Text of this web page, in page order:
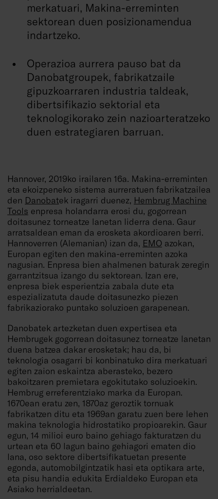
merkatuari, Makina-erreminten
sektorean duen posizionamendua
indartzeko.
Operazioa aurrera pauso bat da
Danobatgroupek, fabrikatzaile
gipuzkoarraren industria taldeak,
dibertsifikazio sektorial eta
teknologikorako zein nazioarteratzeko
duen estrategiaren barruan.
Hannover, 2019ko irailaren 16a. Makina-erreminten
eta ekoizpeneko sistema aurreratuen fabrikatzailea
den Danobatek iragarri duenez, Hembrug Machine
Tools enpresa holandarra erosi du, gogorrean
doitasunez torneatze lanetan liderra dena. Gaur
arratsaldean eman da erosketa akordioaren berri.
Hannoverren (Alemanian) izan da, EMO azokan,
Europan egiten den makina-erreminten azoka
nagusian. Enpresa bien ahalmenen baturak zeregin
garrantzitsua izango du sektorean. Izan ere,
enpresa biek esperientzia zabala dute eta
espezializatuta daude doitasunezko piezen
fabrikaziorako puntako soluzioen garapenean.
Danobatek artezketan duen expertisea eta
Hembrugek gogorrean doitasunez torneatze lanetan
duena batzea dakar erosketak; hau da, bi
teknologia osagarri bi konbinatuko dira merkatuari
egiten zaion eskaintza aberasteko, bezero
bakoitzaren premietara egokitutako soluzioekin.
Hembrug erreferentziako marka da Europan.
1670ean eratu zen, 1870az geroztik tornuak
fabrikatzen ditu eta 1969an garatu zuen bere lehen
makina teknologia hidrostatiko propioarekin. Gaur
egun, 14 milioi euro baino gehiago fakturatzen du
urtean eta 60 lagun baino gehiagori ematen dio
lana, oso sektore dibertsifikatuetan presente
egonda, automobilgintzatik hasi eta optikara arte,
eta pisu handia edukita Erdialdeko Europan eta
Asiako herrialdeetan.